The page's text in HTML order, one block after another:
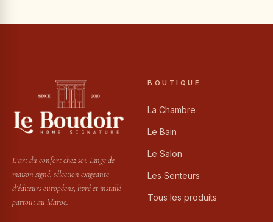
L’art du confort chez soi. Linge de
maison signé, sélection exigeante
d’éditeurs européens, livré et installé
partout au Maroc.
BOUTIQUE
La Chambre
Le Bain
Le Salon
Les Senteurs
Tous les produits